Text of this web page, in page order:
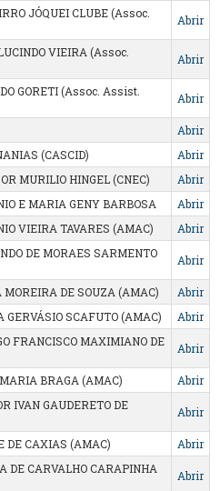
JÓQUEI CLUBE (Assoc.
Abrir
VIEIRA (Assoc.
Abrir
GORETI (Assoc. Assist.
Abrir
Abrir
(CASCID)
Abrir
MURILIO HINGEL (CNEC)
Abrir
E MARIA GENY BARBOSA
Abrir
VIEIRA TAVARES (AMAC)
Abrir
DE MORAES SARMENTO
Abrir
MOREIRA DE SOUZA (AMAC)
Abrir
GERVÁSIO SCAFUTO (AMAC)
Abrir
FRANCISCO MAXIMIANO DE
Abrir
BRAGA (AMAC)
Abrir
IVAN GAUDERETO DE
Abrir
DE CAXIAS (AMAC)
Abrir
DE CARVALHO CARAPINHA
Abrir